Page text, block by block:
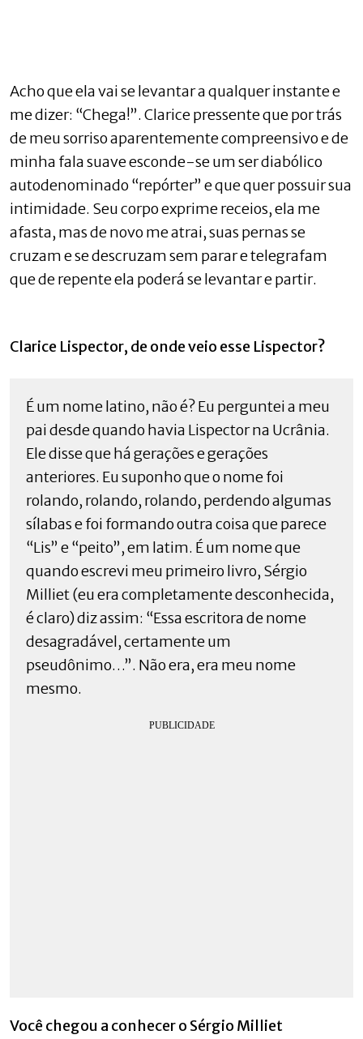
Acho que ela vai se levantar a qualquer instante e
me dizer: “Chega!”. Clarice pressente que por trás
de meu sorriso aparentemente compreensivo e de
minha fala suave esconde-se um ser diabólico
autodenominado “repórter” e que quer possuir sua
intimidade. Seu corpo exprime receios, ela me
afasta, mas de novo me atrai, suas pernas se
cruzam e se descruzam sem parar e telegrafam
que de repente ela poderá se levantar e partir.
Clarice Lispector, de onde veio esse Lispector?
É um nome latino, não é? Eu perguntei a meu
pai desde quando havia Lispector na Ucrânia.
Ele disse que há gerações e gerações
anteriores. Eu suponho que o nome foi
rolando, rolando, rolando, perdendo algumas
sílabas e foi formando outra coisa que parece
“Lis” e “peito”, em latim. É um nome que
quando escrevi meu primeiro livro, Sérgio
Milliet (eu era completamente desconhecida,
é claro) diz assim: “Essa escritora de nome
desagradável, certamente um
pseudônimo…”. Não era, era meu nome
mesmo.
Você chegou a conhecer o Sérgio Milliet